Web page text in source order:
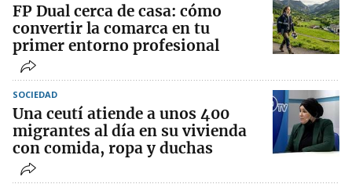
FP Dual cerca de casa: cómo
convertir la comarca en tu
primer entorno profesional
SOCIEDAD
Una ceutí atiende a unos 400
migrantes al día en su vivienda
con comida, ropa y duchas